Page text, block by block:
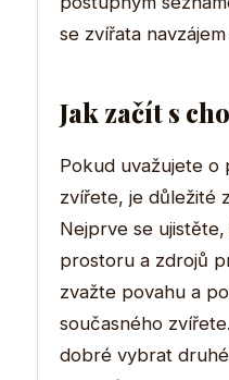
se zvířata
Jak začít s
Pokud uvažujete o
zvířete, je důležité
Nejprve se
prostoru a zdrojů
zvažte povahu a
současného
dobré vybrat